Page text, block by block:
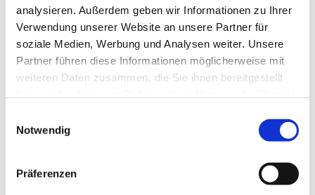
analysieren. Außerdem geben wir Informationen zu Ihrer
Verwendung unserer Website an unsere Partner für
soziale Medien, Werbung und Analysen weiter. Unsere
Partner führen diese Informationen möglicherweise mit
weiteren Daten zusammen, die Sie ihnen bereitgestellt
Notwendig
Präferenzen